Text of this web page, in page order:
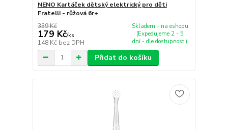
NENO Kartáček dětský elektrický pro děti
Fratelli - růžová 6r+
339 Kč
179 Kč/ks
148 Kč bez DPH
Skladem - na eshopu
(Expedujeme 2 - 5
dní - dle dostupnosti)
Přidat do košíku